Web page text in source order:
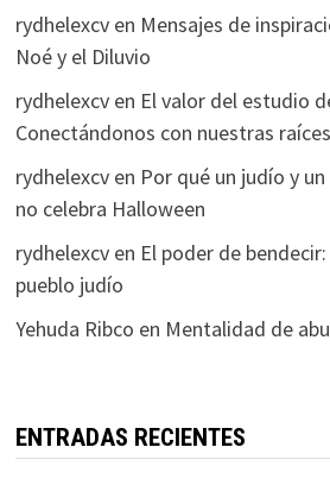
rydhelexcven Mensajes de
Noé y el Diluvio
rydhelexcven El valor del estudio
Conectándonos con nuestras raíces
rydhelexcven Por qué un judío y
no celebra Halloween
rydhelexcven El poder de
pueblo judío
Yehuda Ribco en Mentalidad de
ENTRADAS RECIENTES